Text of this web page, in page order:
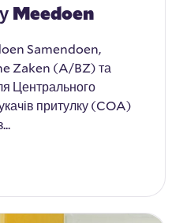
Meedoen
Samendoen,
Zaken (A/BZ) та
Центрального
притулку (COA)